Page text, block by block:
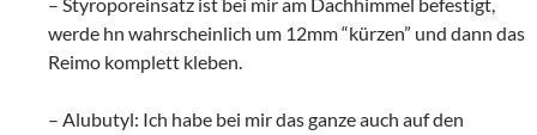
werde hn wahrscheinlich um 12mm “kürzen” und dann das
Reimo komplett kleben.
– Alubutyl: Ich habe bei mir das ganze auch auf den